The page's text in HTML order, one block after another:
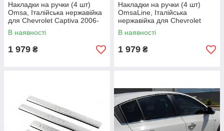
Накладки на ручки (4 шт)
Omsa, Італійська нержавійка
для Chevrolet Captiva 2006-
2019 рр
В наявності
1 979 ₴
Накладки на ручки (4 шт)
OmsaLine, Італійська
нержавійка для Chevrolet
Cruze 2009-2015 рр
В наявності
1 979 ₴